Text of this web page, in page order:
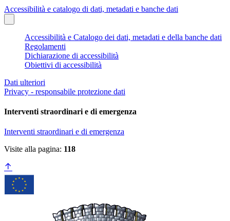
Accessibilità e catalogo di dati, metadati e banche dati
Accessibilità e Catalogo dei dati, metadati e della banche dati
Regolamenti
Dichiarazione di accessibilità
Obiettivi di accessibilità
Dati ulteriori
Privacy - responsabile protezione dati
Interventi straordinari e di emergenza
Interventi straordinari e di emergenza
Visite alla pagina: 118